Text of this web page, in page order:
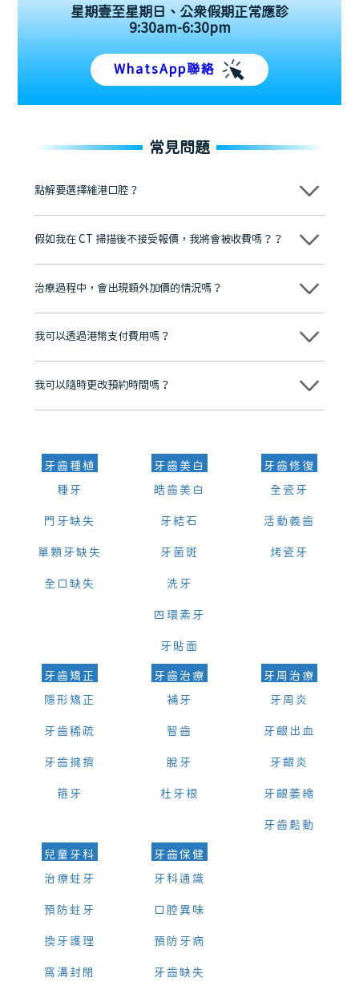
星期壹至星期日、公眾假期正常應診
9:30am-6:30pm
WhatsApp聯絡
常見問題
點解要選擇維港口腔？
維港口腔踐行「醫道濟世」的大學校訓，各分院匯聚來自香港、內地的
牌」、「2025香港企業領袖品牌」，是諾貝爾種植系統全球放心植牙中
至今已服務超過三十個國家和地區的顧客，受到粵港澳大灣區及周邊城
市市民極高的口碑評價及信任推薦 珠海、深圳設有八大分院，香港亦設
有咨詢及服務保障中心，有任何問題都可以隨時預約免費咨詢，讓人十
假如我在 CT 掃描後不接受報價，我將會被收費嗎？？
不會！只要未開始實際服務之前，你不會被收取任何費用。
治療過程中，會出現額外加價的情況嗎？
不會，治療前我們會詳細說明治療方案及對應的價錢，顧客同意並簽字
我可以透過港幣支付費用嗎？
可以。維港口腔會按照當日匯率轉算收取費用，而匯率會及時告知客人
我可以隨時更改預約時間嗎？
可以，請盡早通過wechat或whatsapp聯絡我們，告知我們你原本預約
牙齒種植
種牙
門牙缺失
單顆牙缺失
全口缺失
牙齒美白
皓齒美白
牙結石
牙菌斑
洗牙
四環素牙
牙貼面
牙齒修復
全瓷牙
活動義齒
烤瓷牙
牙齒矯正
隱形矯正
牙齒稀疏
牙齒擁擠
箍牙
牙齒治療
補牙
智齒
脫牙
杜牙根
牙周治療
牙周炎
牙齦出血
牙齦炎
牙齦萎縮
牙齒鬆動
兒童牙科
治療蛀牙
預防蛀牙
換牙護理
窩溝封閉
牙齒保健
牙科通識
口腔異味
預防牙病
牙齒缺失